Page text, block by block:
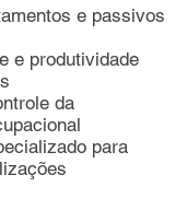
e passivos
e produtividade
da
para